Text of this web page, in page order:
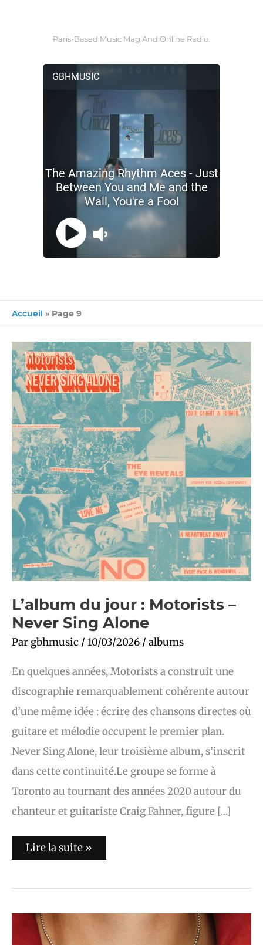
Paris-Based Music Mag And Online Radio.
Accueil » Page 9
L’album du jour : Motorists –
Never Sing Alone
Par gbhmusic / 10/03/2026 / albums
En quelques années, Motorists a construit une
discographie remarquablement cohérente autour
d’une même idée : écrire des chansons directes où
guitare et mélodie occupent le premier plan.
Never Sing Alone, leur troisième album, s’inscrit
dans cette continuité.Le groupe se forme à
Toronto au tournant des années 2020 autour du
chanteur et guitariste Craig Fahner, figure […]
L’album
du
jour
:
Motorists
–
Never
Sing
Alone
Lire la suite »
L’album
du
jour